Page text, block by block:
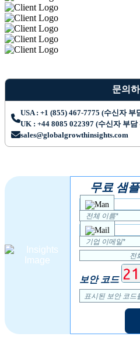
문의하
USA : +1 (855) 467-7775 (수신자 부
UK : +44 8085 022397 (수신자 부담
sales@globalgrowthinsights.com
무료 샘
보안 코드